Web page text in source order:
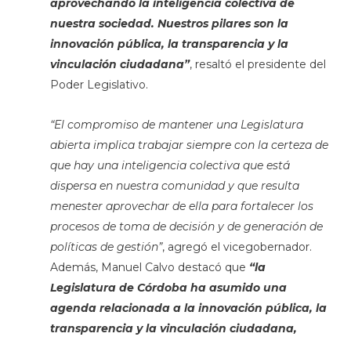
aprovechando la inteligencia colectiva de
nuestra sociedad. Nuestros pilares son la
innovación pública, la transparencia y la
vinculación ciudadana”, resaltó el presidente del
Poder Legislativo.
“El compromiso de mantener una Legislatura
abierta implica trabajar siempre con la certeza de
que hay una inteligencia colectiva que está
dispersa en nuestra comunidad y que resulta
menester aprovechar de ella para fortalecer los
procesos de toma de decisión y de generación de
políticas de gestión”, agregó el vicegobernador.
Además, Manuel Calvo destacó que “la
Legislatura de Córdoba ha asumido una
agenda relacionada a la innovación pública, la
transparencia y la vinculación ciudadana,